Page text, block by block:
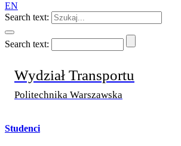
EN
Search text:
Search text:
Wydział Transportu
Politechnika Warszawska
Studenci